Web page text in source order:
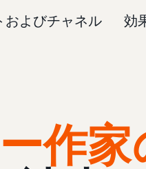
およびチャネル 効
作家